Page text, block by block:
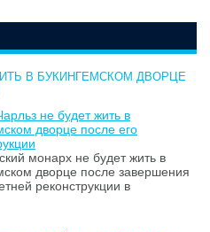
В БУКИНГЕМСКОМ ДВОРЦЕ
не будет жить в
дворце после его
монарх не будет жить в
дворце после завершения
реконструкции в